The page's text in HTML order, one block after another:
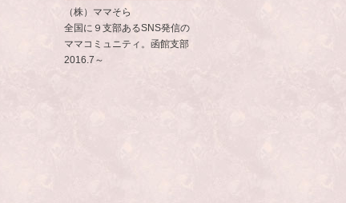
（株）ママそら
全国に９支部あるSNS発信の
ママコミュニティ。函館支部
2016.7～